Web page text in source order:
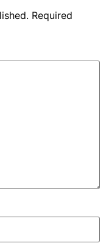
Required